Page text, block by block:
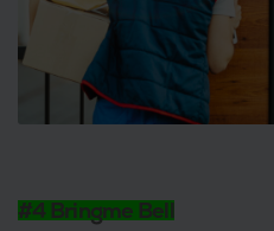
#4 Bringme Bell